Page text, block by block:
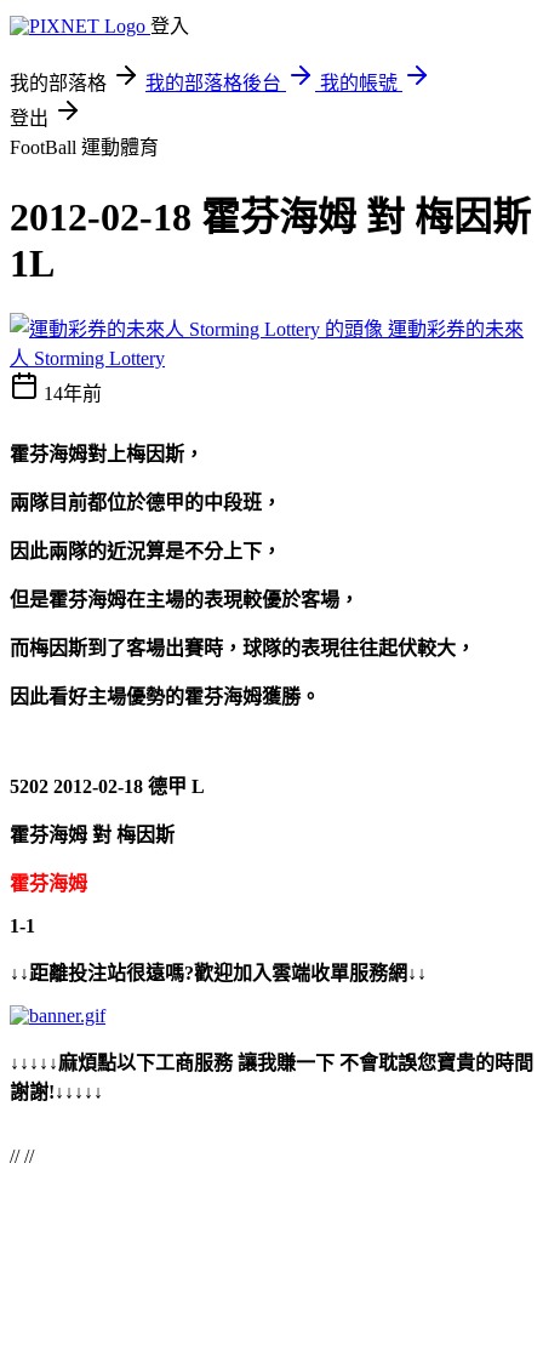
登入
我的部落格 我的部落格後台
我的帳號
登出
FootBall 運動體育
2012-02-18 霍芬海姆 對 梅因斯
1L
運動彩券的未來
人 Storming Lottery
14年前
霍芬海姆對上梅因斯，
兩隊目前都位於德甲的中段班，
因此兩隊的近況算是不分上下，
但是霍芬海姆在主場的表現較優於客場，
而梅因斯到了客場出賽時，球隊的表現往往起伏較大，
因此看好主場優勢的霍芬海姆獲勝。
5202 2012-02-18 德甲 L
霍芬海姆 對 梅因斯
霍芬海姆
1-1
↓↓距離投注站很遠嗎?歡迎加入雲端收單服務網↓↓
↓↓↓↓↓麻煩點以下工商服務 讓我賺一下 不會耽誤您寶貴的時間
謝謝!↓↓↓↓↓
// //